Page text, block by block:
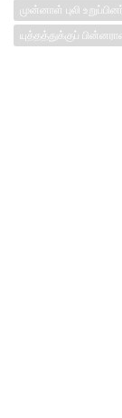
முன்னாள் புலி
யுத்தத்துக்குப்